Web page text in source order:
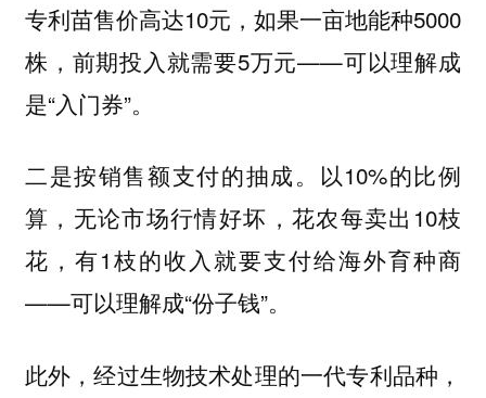
专利苗售价高达10元，如果一亩地能种5000
株，前期投入就需要5万元——可以理解成
是“入门券”。
二是按销售额支付的抽成。 以10%的比例
算，无论市场行情好坏，花农每卖出10枝
花，有1枝的收入就要支付给海外育种商
——可以理解成“份子钱”。
此外，经过生物技术处理的一代专利品种，